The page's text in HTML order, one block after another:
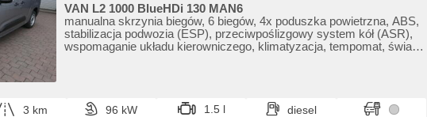
VAN L2 1000 BlueHDi 130 MAN6
manualna skrzynia biegów, 6 biegów, 4x poduszka powietrzna, ABS,
stabilizacja podwozia (ESP), przeciwpoślizgowy system kół (ASR),
wspomaganie układu kierowniczego, klimatyzacja, tempomat, światła
Apple CarPlay, bluetooth, el. opuszczane przednie szyby,
3 km 96 kW 1.5 l diesel